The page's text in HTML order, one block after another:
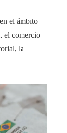
el ámbito
el comercio
la